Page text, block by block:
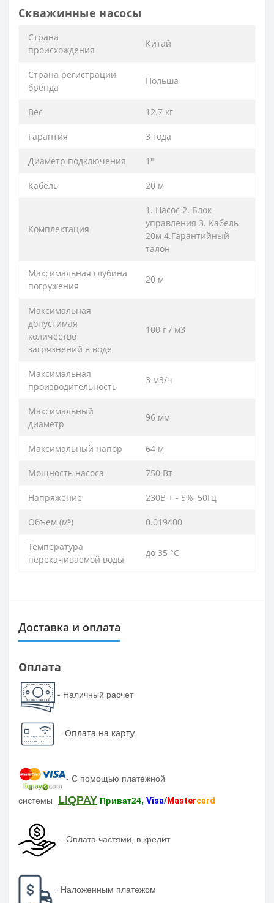
Скважинные насосы
Cтрана
происхождения
Китай
Cтрана регистрации
бренда
Польша
Вес 12.7 кг
Гарантия 3 года
Диаметр подключения 1"
Кабель 20 м
Комплектация
1. Насос 2. Блок
управления 3. Кабель
20м 4.Гарантийный
талон
Максимальная глубина
погружения
20 м
Максимальная
допустимая
количество
загрязнений в воде
100 г / м3
Максимальная
производительность
3 м3/ч
Максимальный
диаметр
96 мм
Максимальный напор 64 м
Мощность насоса 750 Вт
Напряжение 230В + - 5%, 50Гц
Объем (м³) 0.019400
Температура
перекачиваемой воды
до 35 °С
Доставка и оплата
Оплата
- Наличный расчет
- Оплата на карту
- С помощью платежной
системы LIQPAY Приват24, Visa/Mastercard
- Оплата частями, в кредит
- Наложенным платежом